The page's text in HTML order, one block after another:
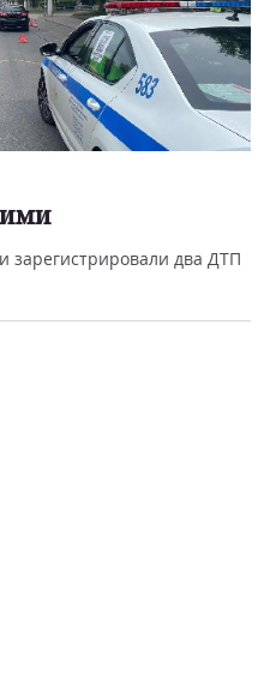
зарегистрировали два ДТП